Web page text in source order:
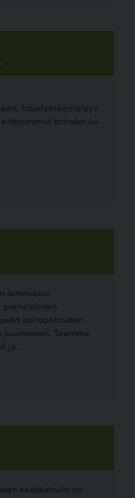
hajutyöskentelyyn
koirakoulu
lemmikkisi
pieneläinten
sairaanhoidon
joustavasti. Teemme
kesäkahvila on